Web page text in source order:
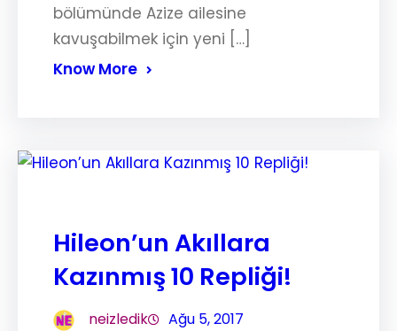
bölümünde Azize ailesine
kavuşabilmek için yeni […]
Know More
Hileon’un Akıllara
Kazınmış 10 Repliği!
neizledik Ağu 5, 2017